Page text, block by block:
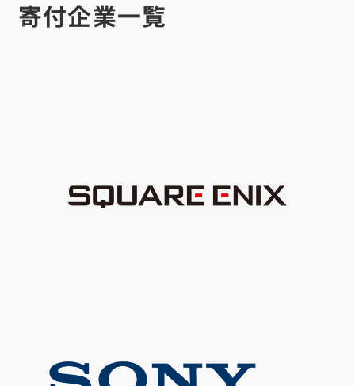
寄付企業一覧